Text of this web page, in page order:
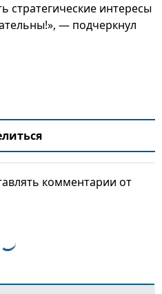
стратегические интересы
— подчеркнул
комментарии от